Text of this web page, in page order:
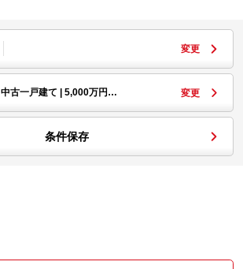
変更
中古一戸建て | 5,000万円… 変更
条件保存